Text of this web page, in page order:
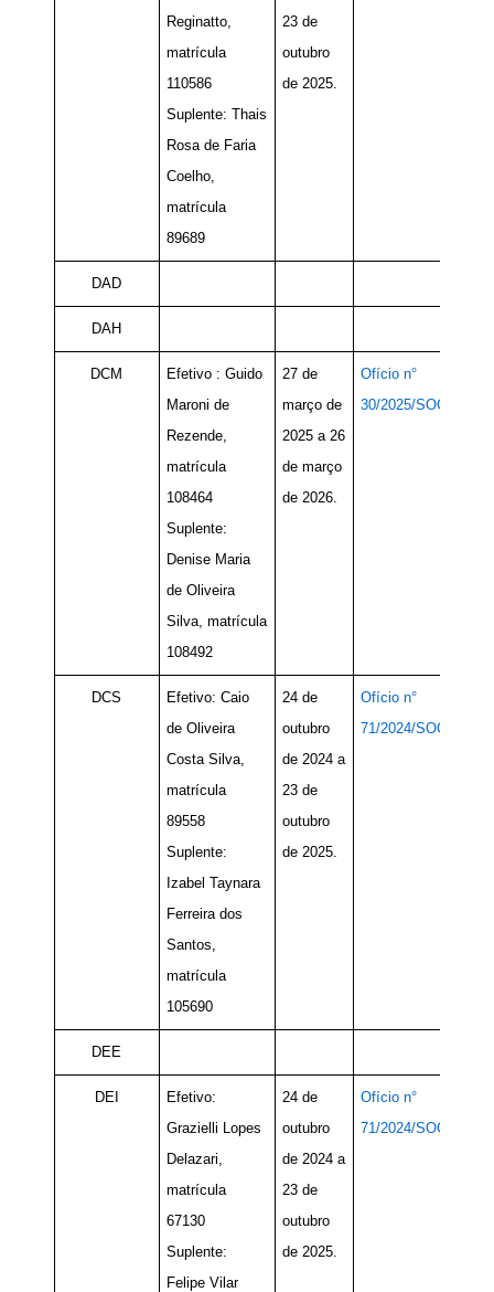
Reginatto,
matrícula
110586
Suplente: Thais
Rosa de Faria
Coelho,
matrícula
89689
23 de
outubro
de 2025.
DAD
DAH
DCM
Efetivo : Guido
Maroni de
Rezende,
matrícula
108464
Suplente:
Denise Maria
de Oliveira
Silva, matrícula
108492
27 de
março de
2025 a 26
de março
de 2026.
Ofício n°
30/2025/SOC
DCS
Efetivo: Caio
de Oliveira
Costa Silva,
matrícula
89558
Suplente:
Izabel Taynara
Ferreira dos
Santos,
matrícula
105690
24 de
outubro
de 2024 a
23 de
outubro
de 2025.
Ofício n°
71/2024/SOC
DEE
DEI
Efetivo:
Grazielli Lopes
Delazari,
matrícula
67130
Suplente:
Felipe Vilar
24 de
outubro
de 2024 a
23 de
outubro
de 2025.
Ofício n°
71/2024/SOC